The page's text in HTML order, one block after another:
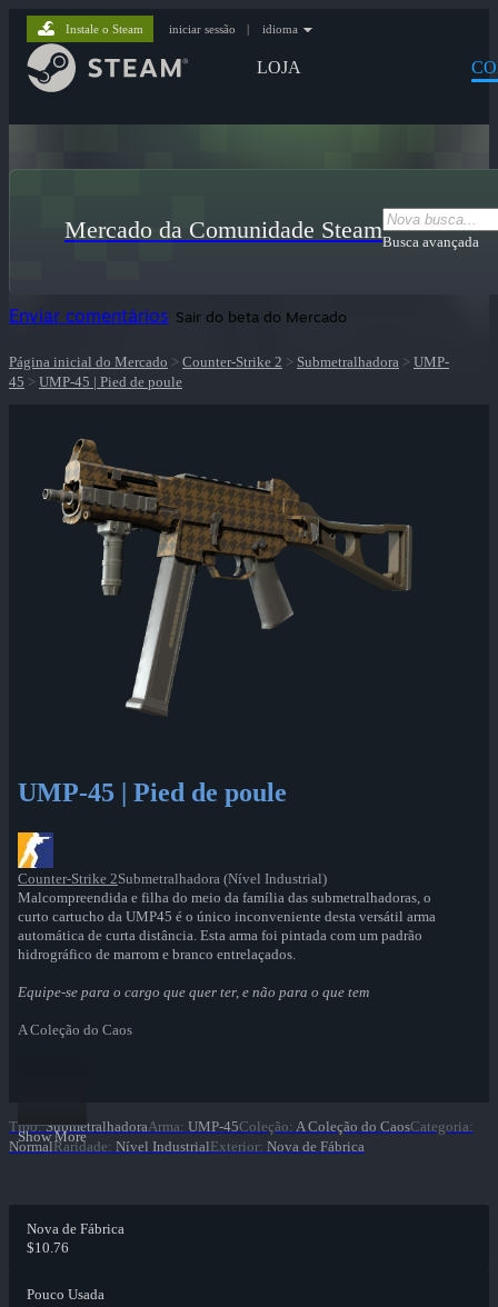
LOJA
Instale o Steam iniciar sessão | idioma
Mercado da Comunidade SteamBusca avançada
Enviar comentários Sair do beta do Mercado
Página inicial do Mercado > Counter-Strike 2 > Submetralhadora > UMP-
45 > UMP-45 | Pied de poule
UMP-45 | Pied de poule
Counter-Strike 2Submetralhadora (Nível Industrial)
Malcompreendida e filha do meio da família das submetralhadoras, o
curto cartucho da UMP45 é o único inconveniente desta versátil arma
automática de curta distância. Esta arma foi pintada com um padrão
hidrográfico de marrom e branco entrelaçados.
Equipe-se para o cargo que quer ter, e não para o que tem
A Coleção do Caos
Show More
Tipo: SubmetralhadoraArma: UMP-45Coleção: A Coleção do CaosCategoria:
Normal Raridade: Nível IndustrialExterior: Nova de Fábrica
Nova de Fábrica
$10.76
Pouco Usada